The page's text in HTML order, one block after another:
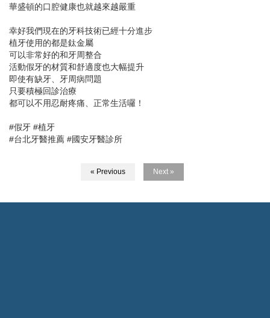
華盛頓的口腔健康也就越來越嚴重
幸好我們現在的牙科技術已經十分進步
植牙使用的都是鈦金屬
可以非常好的和牙周整合
活動假牙的材質和舒適度也大幅提升
即使有缺牙、牙周病問題
只要積極回診治療
都可以不用忍耐疼痛、正常生活囉！
#假牙 #植牙
#台北牙醫推薦 #國安牙醫診所
« Previous Next »